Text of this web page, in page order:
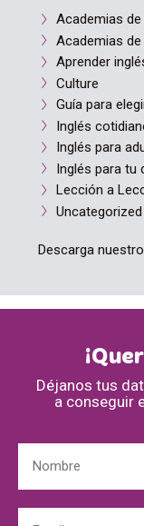
Academias de
Academias
Aprender
Culture
Guía para
Inglés
Inglés para
Inglés para tu
Lección a
Uncategorized
Descarga
Déjanos tus
a conseguir